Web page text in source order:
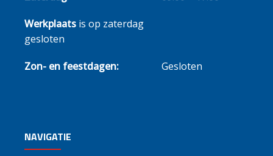
Werkplaats is op zaterdag
gesloten
Zon- en feestdagen: Gesloten
NAVIGATIE